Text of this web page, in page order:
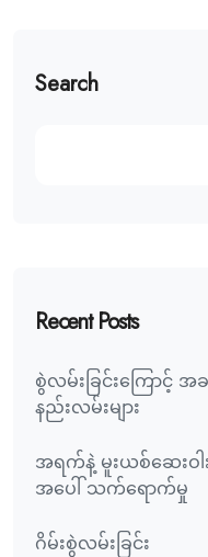
Search
Recent Posts
စွဲလမ်းခြင်းကြော
နည်းလမ်းများ
အရက်နဲ့ မူးယစ်ဆေးဝါ
အပေါ် သက်ရောက်မှု
ဂိမ်းစွဲလမ်းခြင်း